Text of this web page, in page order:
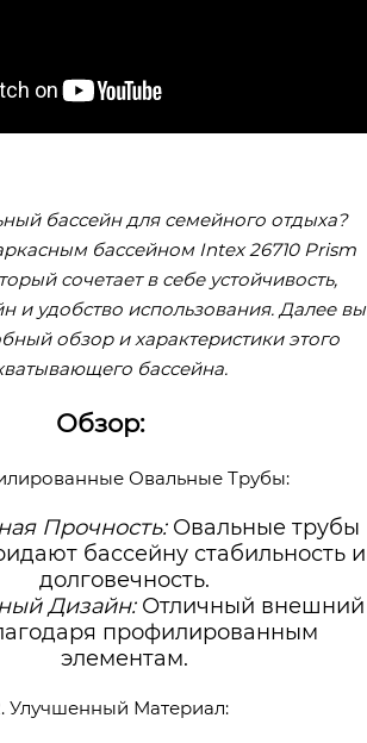
бассейн для семейного отдыха?
бассейном Intex 26710 Prism
сочетает в себе устойчивость,
и удобство использования. Далее вы
обзор и характеристики этого
бассейна.
Обзор:
Овальные Трубы:
Прочность:Овальные трубы
бассейну стабильность и
долговечность.
Дизайн:Отличный внешний
профилированным
элементам.
Улучшенный Материал: